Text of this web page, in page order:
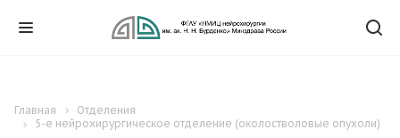
Главная
Отделения
5-е нейрохирургическое отделение (околостволовые опухоли)